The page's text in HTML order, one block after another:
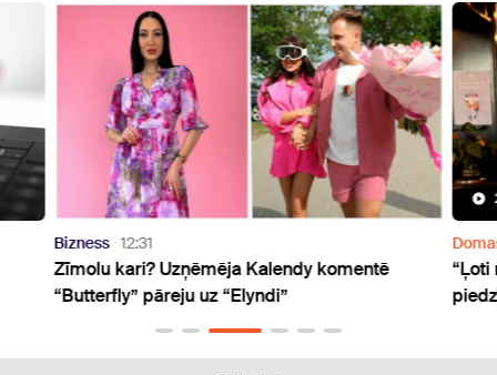
Bizness 12:31
Zīmolu kari? Uzņēmēja Kalendy komentē
“Butterfly” pāreju uz “Elyndi”
“Ļoti